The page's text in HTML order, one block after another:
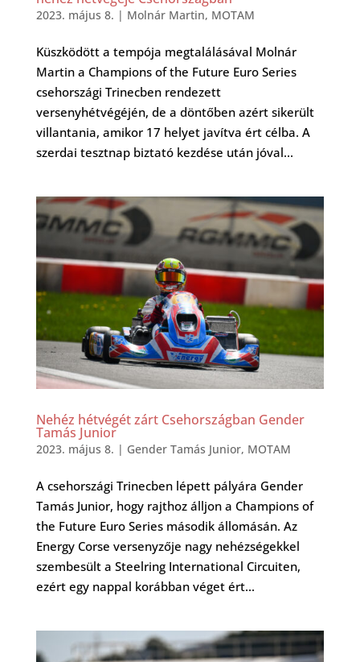
2023. május 8. | Molnár Martin, MOTAM
Küszködött a tempója megtalálásával Molnár
Martin a Champions of the Future Euro Series
csehországi Trinecben rendezett
versenyhétvégéjén, de a döntőben azért sikerült
villantania, amikor 17 helyet javítva ért célba. A
szerdai tesztnap biztató kezdése után jóval...
Nehéz hétvégét zárt Csehországban Gender
Tamás Junior
2023. május 8. | Gender Tamás Junior, MOTAM
A csehországi Trinecben lépett pályára Gender
Tamás Junior, hogy rajthoz álljon a Champions of
the Future Euro Series második állomásán. Az
Energy Corse versenyzője nagy nehézségekkel
szembesült a Steelring International Circuiten,
ezért egy nappal korábban véget ért...